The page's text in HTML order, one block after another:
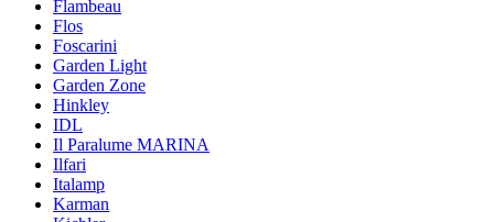
Flambeau
Flos
Foscarini
Garden Light
Garden Zone
Hinkley
IDL
Il Paralume MARINA
Ilfari
Italamp
Karman